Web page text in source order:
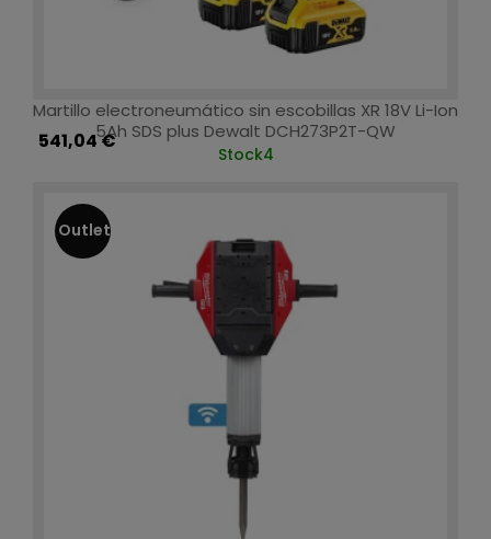
Martillo electroneumático sin escobillas XR 18V Li-Ion
5Ah SDS plus Dewalt DCH273P2T-QW
541,04 €
Stock4
Outlet